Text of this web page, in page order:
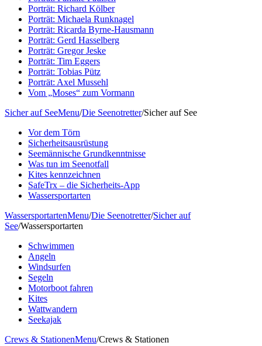
Porträt: Richard Kölber
Porträt: Michaela Runknagel
Porträt: Ricarda Byrne-Hausmann
Porträt: Gerd Hasselberg
Porträt: Gregor Jeske
Porträt: Tim Eggers
Porträt: Tobias Pütz
Porträt: Axel Mussehl
Vom „Moses“ zum Vormann
Sicher auf SeeMenu/Die Seenotretter/Sicher auf See
Vor dem Törn
Sicherheitsausrüstung
Seemännische Grundkenntnisse
Was tun im Seenotfall
Kites kennzeichnen
SafeTrx – die Sicherheits-App
Wassersportarten
WassersportartenMenu/Die Seenotretter/Sicher auf
See/Wassersportarten
Schwimmen
Angeln
Windsurfen
Segeln
Motorboot fahren
Kites
Wattwandern
Seekajak
Crews & StationenMenu/Crews & Stationen